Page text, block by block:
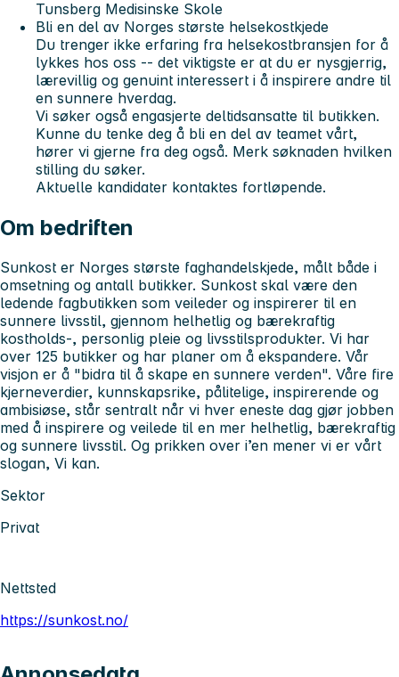
Tunsberg Medisinske Skole
Bli en del av Norges største helsekostkjede
Du trenger ikke erfaring fra helsekostbransjen for å
lykkes hos oss -- det viktigste er at du er nysgjerrig,
lærevillig og genuint interessert i å inspirere andre til
en sunnere hverdag.
Vi søker også engasjerte deltidsansatte til butikken.
Kunne du tenke deg å bli en del av teamet vårt,
hører vi gjerne fra deg også. Merk søknaden hvilken
stilling du søker.
Aktuelle kandidater kontaktes fortløpende.
Om bedriften
Sunkost er Norges største faghandelskjede, målt både i
omsetning og antall butikker. Sunkost skal være den
ledende fagbutikken som veileder og inspirerer til en
sunnere livsstil, gjennom helhetlig og bærekraftig
kostholds-, personlig pleie og livsstilsprodukter. Vi har
over 125 butikker og har planer om å ekspandere. Vår
visjon er å "bidra til å skape en sunnere verden". Våre fire
kjerneverdier, kunnskapsrike, pålitelige, inspirerende og
ambisiøse, står sentralt når vi hver eneste dag gjør jobben
med å inspirere og veilede til en mer helhetlig, bærekraftig
og sunnere livsstil. Og prikken over i’en mener vi er vårt
slogan, Vi kan.
Sektor
Privat
Nettsted
https://sunkost.no/